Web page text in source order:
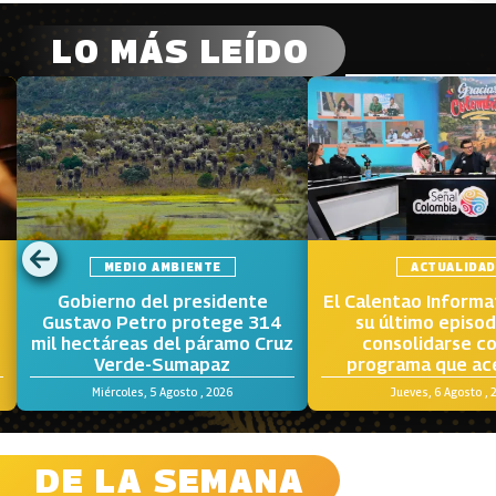
LO MÁS LEÍDO
MEDIO AMBIENTE
Miércoles, 5 Agosto , 2026
Gobierno del presidente
Gustavo Petro protege 314
mil hectáreas del páramo Cruz
Verde-Sumapaz
ACTUALIDAD
Jueves, 6 Agosto ,
El Calentao
su último
consolidarse
programa que
voces y los
Colombia
DE LA SEMANA